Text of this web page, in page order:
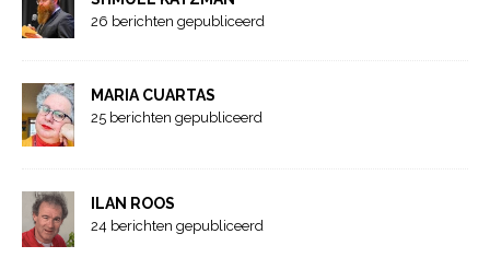
26 berichten gepubliceerd
MARIA CUARTAS
25 berichten gepubliceerd
ILAN ROOS
24 berichten gepubliceerd